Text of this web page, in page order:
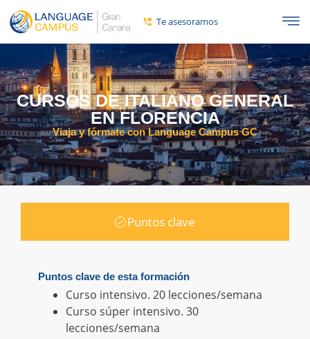
Te asesoramos
CURSOS DE ITALIANO GENERAL
EN FLORENCIA
Viaja y fórmate con Language Campus GC
Puntos clave
Puntos clave de esta formación
Curso intensivo. 20 lecciones/semana
Curso súper intensivo. 30
lecciones/semana